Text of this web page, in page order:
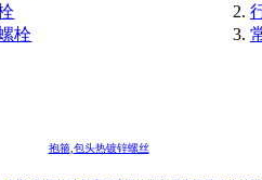
栓
抱箍, 包头热镀锌螺丝